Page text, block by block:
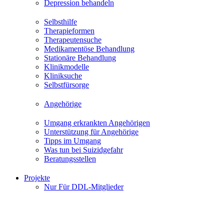
Depression behandeln
Selbsthilfe
Therapieformen
Therapeutensuche
Medikamentöse Behandlung
Stationäre Behandlung
Klinikmodelle
Kliniksuche
Selbstfürsorge
Angehörige
Umgang erkrankten Angehörigen
Unterstützung für Angehörige
Tipps im Umgang
Was tun bei Suizidgefahr
Beratungsstellen
Projekte
Nur Für DDL-Mitglieder